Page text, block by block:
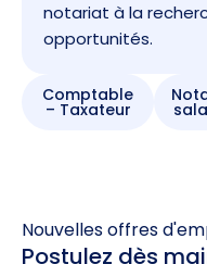
notariat à la
opportunités.
Comptable
– Taxateur
Nouvelles offres
Postulez dès